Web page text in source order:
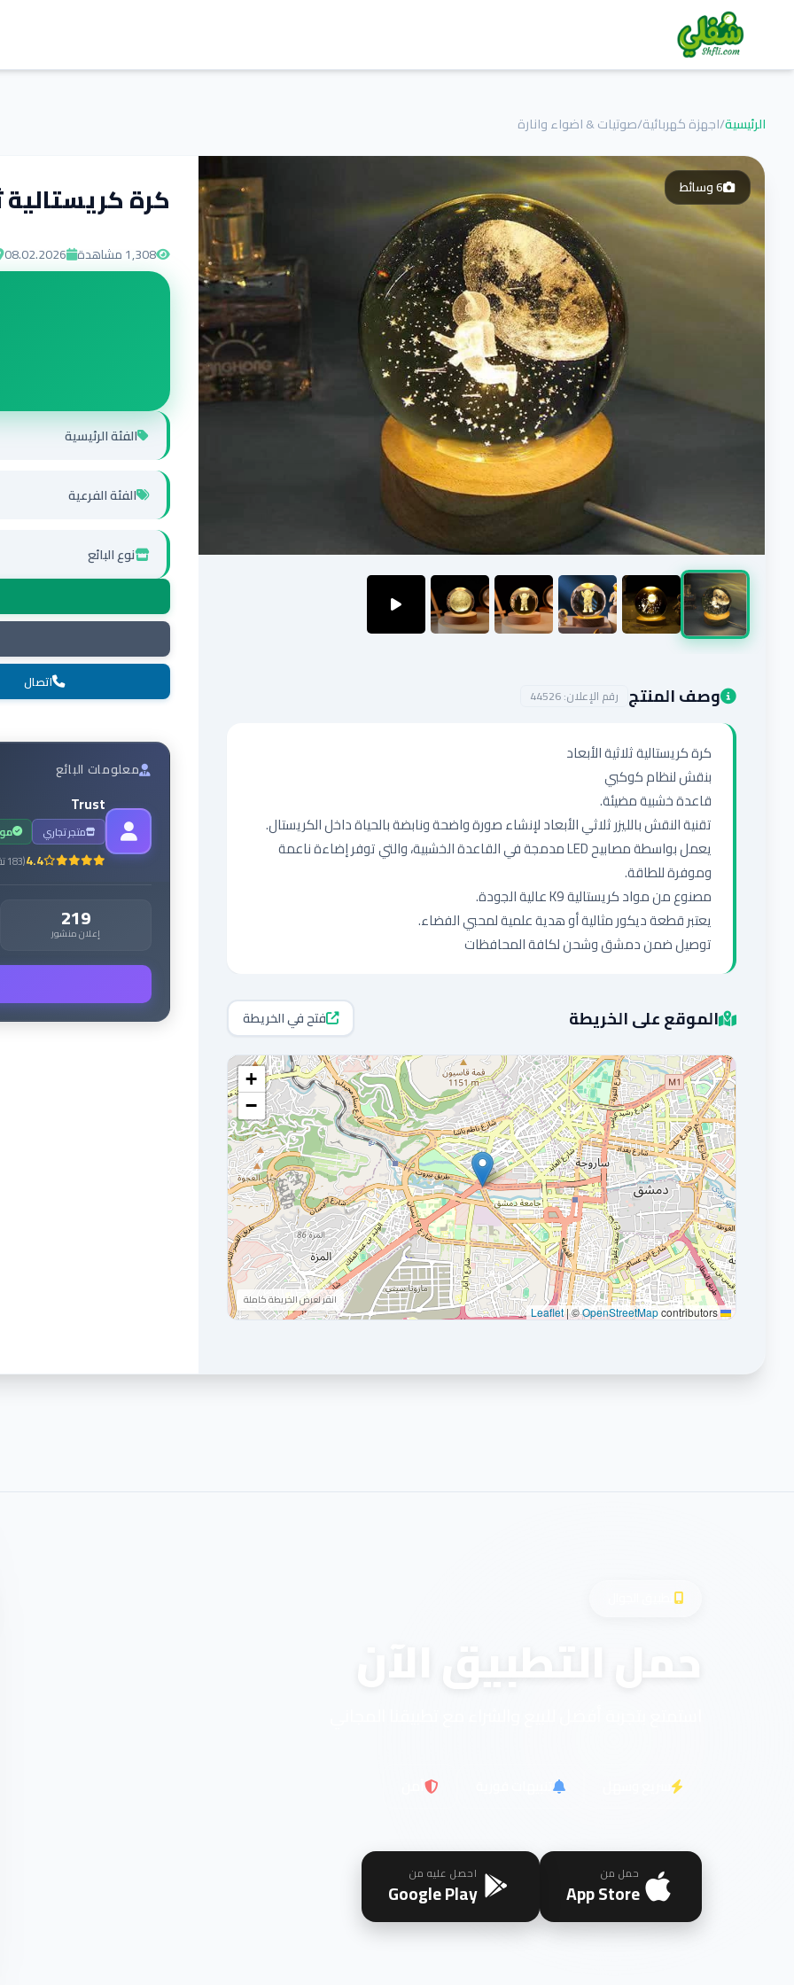
الرئيسية/اجهزة كهربائية/صوتيات & اضواء وانارة
6وسائط
وصف المنتج رقم الإعلان:44526
توصيل ضمن دمشق وشحن لكافة المحافظات
الموقع على الخريطة فتح في الخريطة
+
−
Leaflet
|©OpenStreetMapcontributors
انقر لعرض الخريطة كاملة
كرة كريستالية
1,308مشاهدة 08.02.2026
الفئة الرئيسية
الفئة الفرعية
نوع البائع
اتصال
معلومات البائع
Trust
متجر تجاري
4.4
(
183
219
إعلان منشور
حمل التطبيق الآن
حمل من
App Store
احصل عليه من
Google Play